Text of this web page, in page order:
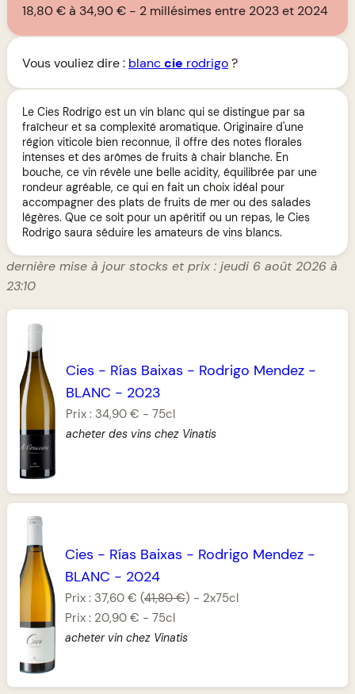
18,80 € à 34,90 €
2 millésimes entre 2023 et 2024
Vous vouliez dire : blanccie rodrigo?
Le Cies Rodrigo est un vin blanc qui se distingue par sa
fraîcheur et sa complexité aromatique. Originaire d'une
région viticole bien reconnue, il offre des notes florales
intenses et des arômes de fruits à chair blanche. En
bouche, ce vin révèle une belle acidity, équilibrée par une
rondeur agréable, ce qui en fait un choix idéal pour
accompagner des plats de fruits de mer ou des salades
légères. Que ce soit pour un apéritif ou un repas, le Cies
Rodrigo saura séduire les amateurs de vins blancs.
dernière mise à jour stocks et prix : jeudi 6 août 2026 à
23:10
Cies - Rías Baixas - Rodrigo Mendez-
BLANC - 2023
Prix : 34,90 € - 75cl
acheter des vins chez Vinatis
Cies - Rías Baixas - Rodrigo Mendez-
BLANC - 2024
Prix : 37,60 € (41,80 €) - 2x75cl
Prix : 20,90 € - 75cl
acheter vin chez Vinatis